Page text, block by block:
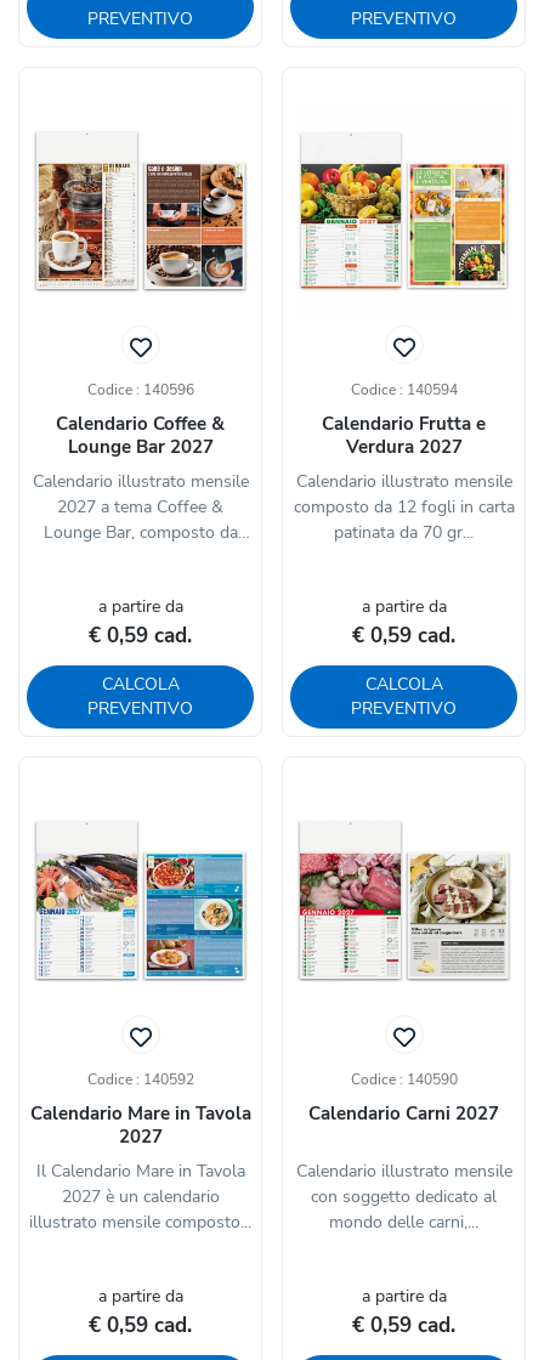
PREVENTIVO
PREVENTIVO
Codice : 140596
Calendario Coffee &
Lounge Bar 2027
Calendario illustrato mensile
2027 a tema Coffee &
Lounge Bar, composto da
a partire da
€ 0,59 cad.
CALCOLA
PREVENTIVO
Codice : 140594
Calendario Frutta e
Verdura 2027
Calendario illustrato mensile
composto da 12 fogli in carta
patinata da 70 gr...
a partire da
€ 0,59 cad.
CALCOLA
PREVENTIVO
Codice : 140592
Calendario Mare in Tavola
2027
Il Calendario Mare in Tavola
2027 è un calendario
illustrato mensile composto...
a partire da
€ 0,59 cad.
Codice : 140590
Calendario Carni 2027
Calendario illustrato mensile
con soggetto dedicato al
mondo delle carni,...
a partire da
€ 0,59 cad.